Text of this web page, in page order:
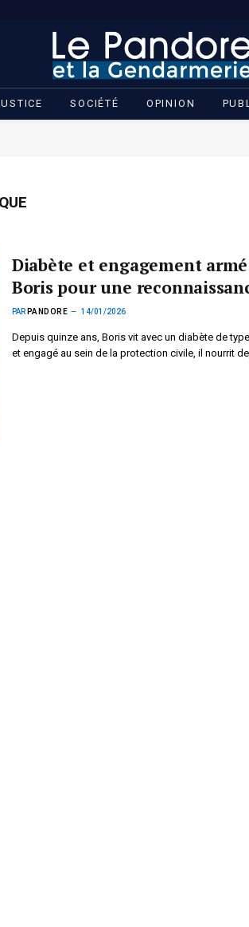
SOCIÉTÉ OPINION
Diabète et engagement
Boris pour une
PAR PANDORE 14/01/2026
Depuis quinze ans, Boris vit avec un diabète de
et engagé au sein de la protection civile, il nourrit